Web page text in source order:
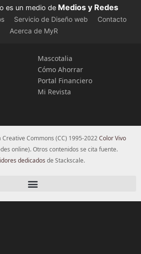
es un medio de Medios y Redes
Servicio de Diseño web
Contacto
Acerca de MyR
Mascotalia
Cómo Ahorrar
Portal Financiero
Mi Revista
Commons (CC) 1995-2022Color Vivo
online). Otros contenidos se cita fuente.
dedicados de Stackscale.